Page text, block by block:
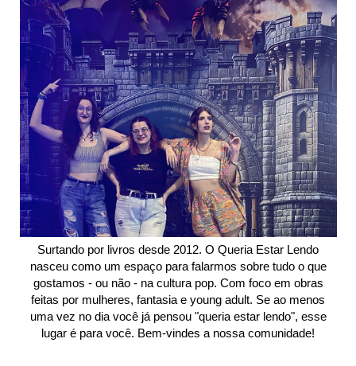
Surtando por livros desde 2012. O Queria Estar Lendo
nasceu como um espaço para falarmos sobre tudo o que
gostamos - ou não - na cultura pop. Com foco em obras
feitas por mulheres, fantasia e young adult. Se ao menos
uma vez no dia você já pensou "queria estar lendo", esse
lugar é para você. Bem-vindes a nossa comunidade!